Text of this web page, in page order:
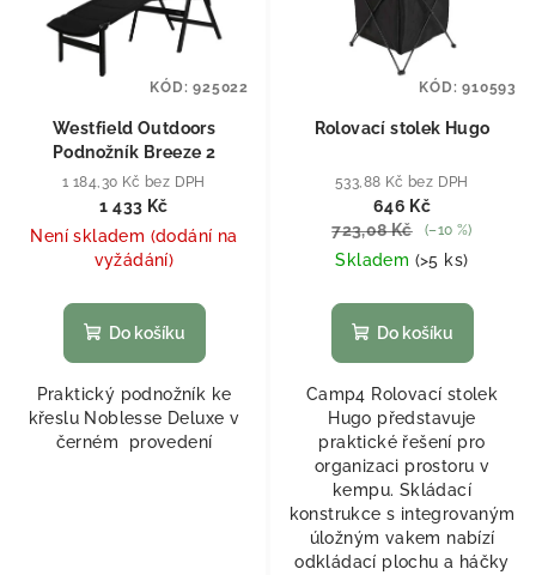
Westfield Outdoors
Podnožník Breeze 2
1 184,30 Kč bez DPH
1 433 Kč
Není skladem (dodání na
vyžádání)
Do košíku
Praktický podnožník ke
křeslu Noblesse Deluxe v
černém provedení
KÓD:925022
Rolovací stolek Hugo
533,88 Kč bez DPH
646 Kč
723,08 Kč
(–10 %)
Skladem (>5 ks)
Do košíku
Camp4 Rolovací stolek
Hugo představuje
praktické řešení pro
organizaci prostoru v
kempu. Skládací
konstrukce s integrovaným
úložným vakem nabízí
odkládací plochu a háčky
KÓD:910593